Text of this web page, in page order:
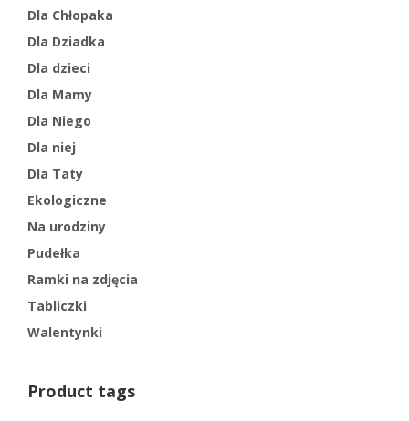
Dla Chłopaka
Dla Dziadka
Dla dzieci
Dla Mamy
Dla Niego
Dla niej
Dla Taty
Ekologiczne
Na urodziny
Pudełka
Ramki na zdjęcia
Tabliczki
Walentynki
Product tags